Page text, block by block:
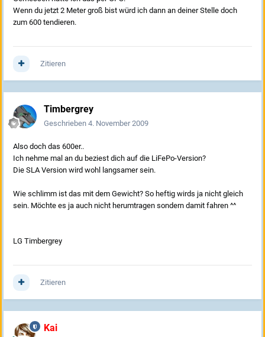
Wenn du jetzt 2 Meter groß bist würd ich dann an deiner Stelle doch
zum 600 tendieren.
Zitieren
Timbergrey
Geschrieben 4. November 2009
Also doch das 600er..
Ich nehme mal an du beziest dich auf die LiFePo-Version?
Die SLA Version wird wohl langsamer sein.
Wie schlimm ist das mit dem Gewicht? So heftig wirds ja nicht gleich
sein. Möchte es ja auch nicht herumtragen sondern damit fahren ^^
LG Timbergrey
Zitieren
Kai